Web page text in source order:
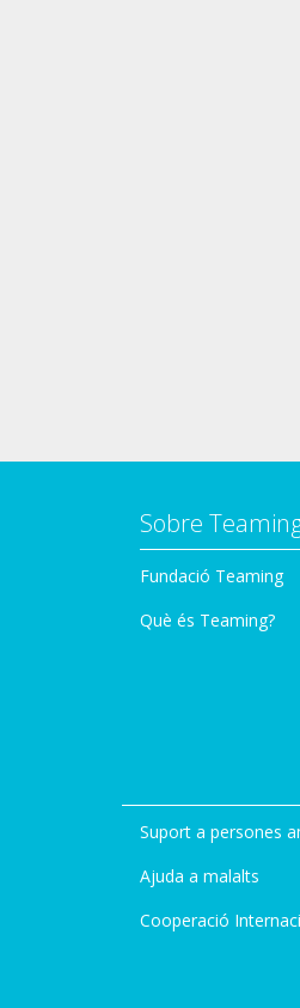
Sobre
Fundació Teaming
Què és Teaming?
Suport a persones
Ajuda a malalts
Cooperació